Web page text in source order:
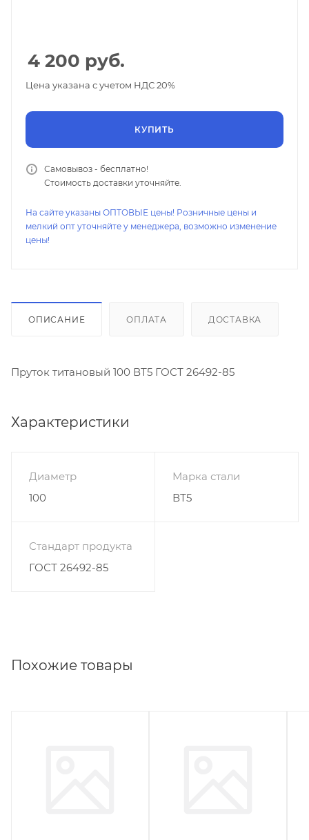
4 200 руб.
Цена указана с учетом НДС 20%
КУПИТЬ
Самовывоз - бесплатно!
Стоимость доставки уточняйте.
На сайте указаны ОПТОВЫЕ цены! Розничные цены и
мелкий опт уточняйте у менеджера, возможно изменение
цены!
ОПИСАНИЕ ОПЛАТА ДОСТАВКА
Пруток титановый 100 ВТ5 ГОСТ 26492-85
Характеристики
Диаметр
100
Марка стали
ВТ5
Стандарт продукта
ГОСТ 26492-85
Похожие товары